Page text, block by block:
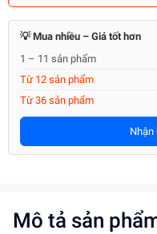
💡 Mua nhiều – Giá tốt hơn
1 – 11 sản phẩm
Từ 12 sản phẩm
Từ 36 sản phẩm
Nhận
Mô tả sản